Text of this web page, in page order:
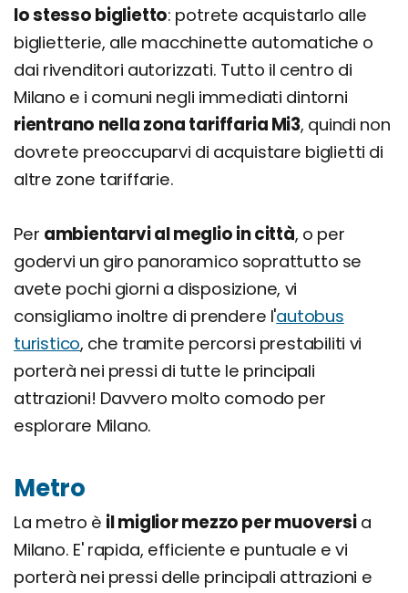
lo stesso biglietto: potrete acquistarlo alle
biglietterie, alle macchinette automatiche o
dai rivenditori autorizzati. Tutto il centro di
Milano e i comuni negli immediati dintorni
rientrano nella zona tariffaria Mi3, quindi non
dovrete preoccuparvi di acquistare biglietti di
altre zone tariffarie.
Per ambientarvi al meglio in città, o per
godervi un giro panoramico soprattutto se
avete pochi giorni a disposizione, vi
consigliamo inoltre di prendere l'autobus
turistico, che tramite percorsi prestabiliti vi
porterà nei pressi di tutte le principali
attrazioni! Davvero molto comodo per
esplorare Milano.
Metro
La metro è il miglior mezzo per muoversia
Milano. E' rapida, efficiente e puntuale e vi
porterà nei pressi delle principali attrazioni e